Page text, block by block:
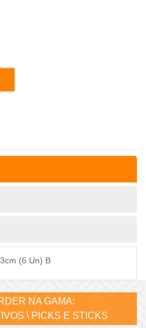
(6 Un) B
NA GAMA:
\ PICKS E STICKS